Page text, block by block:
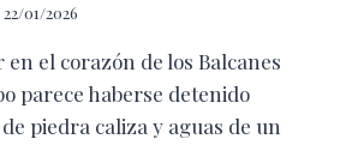
22/01/2026
el corazón de los Balcanes
parece haberse detenido
piedra caliza y aguas de un